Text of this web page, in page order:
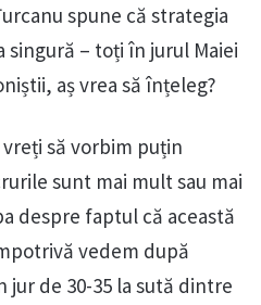
spune că strategia
singură – toți în jurul Maiei
aș vrea să înțeleg?
vreți să vorbim puțin
sunt mai mult sau mai
despre faptul că această
vedem după
jur de 30-35 la sută dintre